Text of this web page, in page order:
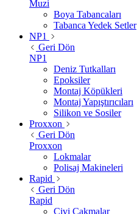
Muzi
Boya Tabancaları
Tabanca Yedek Setler
NP1
Geri Dön
NP1
Deniz Tutkalları
Epoksiler
Montaj Köpükleri
Montaj Yapıştırıcıları
Silikon ve Sosiler
Proxxon
Geri Dön
Proxxon
Lokmalar
Polisaj Makineleri
Rapid
Geri Dön
Rapid
Çivi Çakmalar